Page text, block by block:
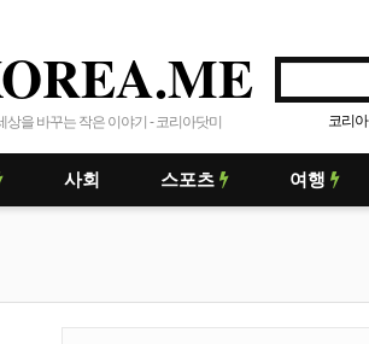
상을 바꾸는 작은 이야기 - 코리아닷미 코리아
사회 스포츠 여행